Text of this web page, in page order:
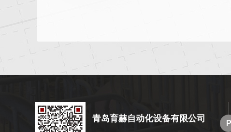
青岛育赫自动化设备有限公司 P